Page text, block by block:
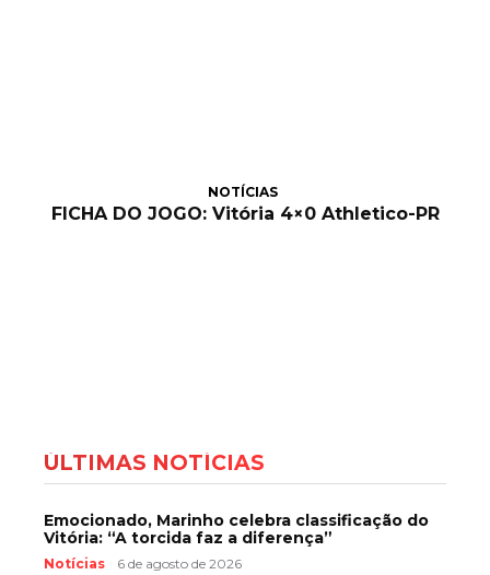
NOTÍCIAS
FICHA DO JOGO: Vitória 4×0 Athletico-PR
ÚLTIMAS NOTÍCIAS
Emocionado, Marinho celebra classificação do
Vitória: “A torcida faz a diferença”
Notícias 6 de agosto de 2026